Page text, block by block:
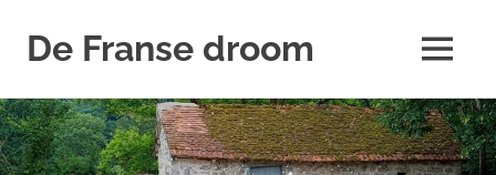
Naar
de
inhoud
De Franse droom
huisje
MENU